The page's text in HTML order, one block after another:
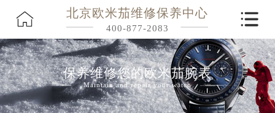
北京欧米茄维修保养中心
400-877-2083
保养维修您的欧米茄腕表
Maintain and repair your watch